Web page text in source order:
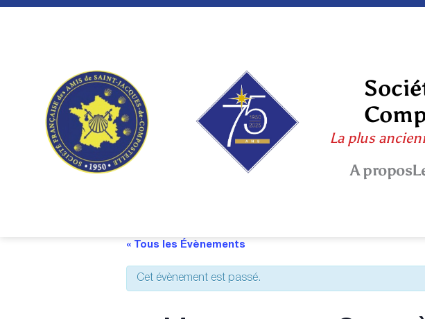
Skip
La plus
A propos
« Tous les Évènements
Cet évènement est passé.